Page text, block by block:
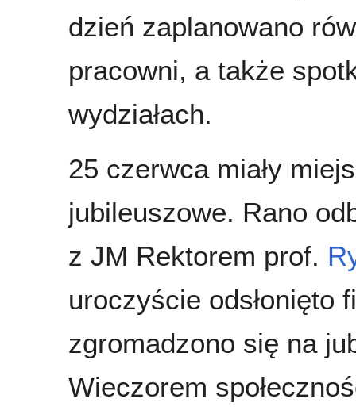
dzień zaplanowano
pracowni, a także
wydziałach.
25 czerwca miały
jubileuszowe. Rano
z JM Rektorem prof.
uroczyście odsłonięto
zgromadzono się na
Wieczorem